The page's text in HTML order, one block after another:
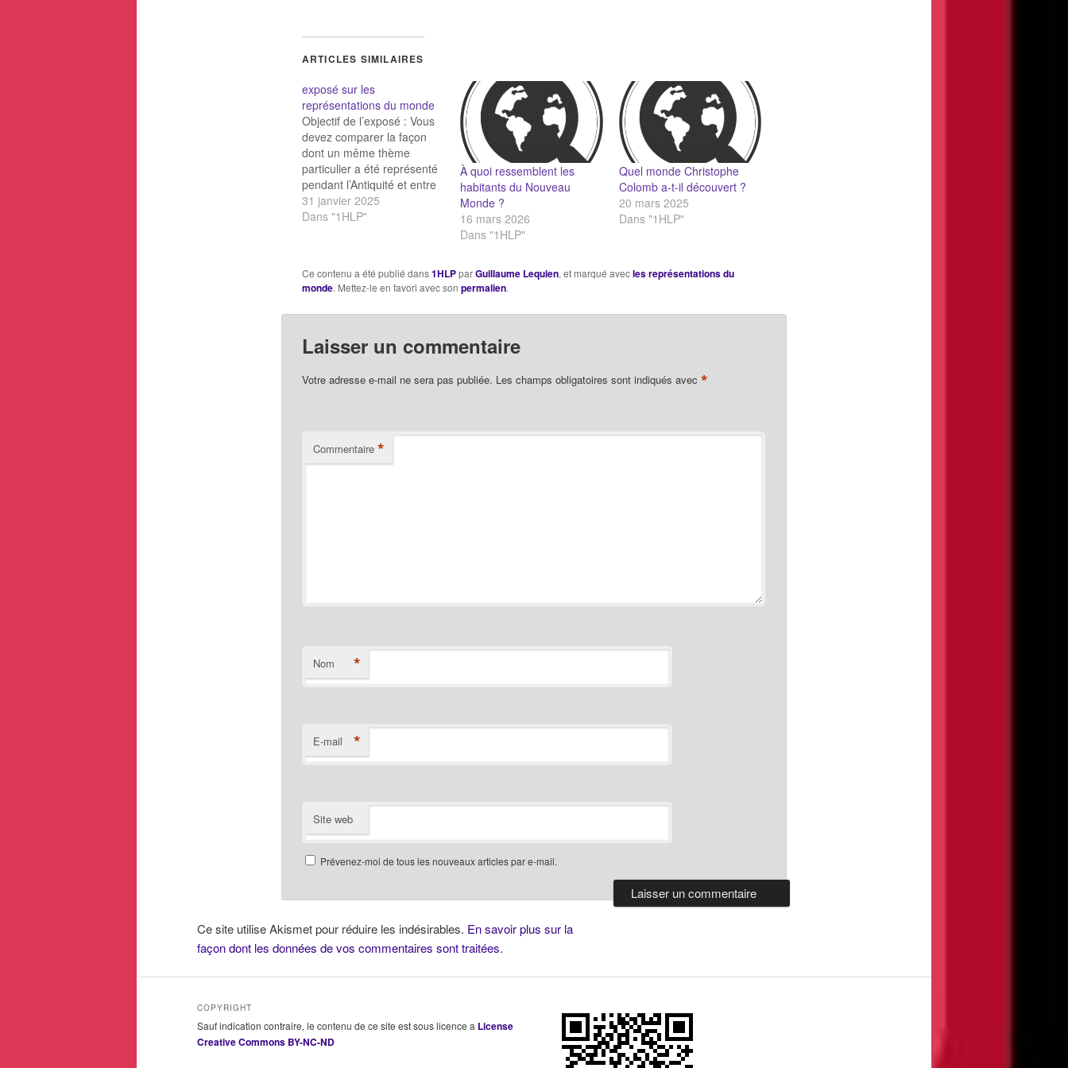
ARTICLES SIMILAIRES
exposé sur les
représentations du monde
Objectif de l’exposé : Vous
devez comparer la façon
dont un même thème
particulier a été représenté
pendant l’Antiquité et entre
le XVIe et le XXe siècles :
quelle image (positive /
cette représentation a-t-elle
changé ? quel…
31 janvier 2025
Dans "1HLP"
À quoi ressemblent les
habitants du Nouveau
Monde ?
16 mars 2026
Dans "1HLP"
Quel monde Christophe
Colomb a-t-il découvert ?
20 mars 2025
Dans "1HLP"
Ce contenu a été publié dans1HLPparGuillaume Lequien, et marqué avecles représentations du
monde. Mettez-le en favori avec son permalien.
Laisser un commentaire
Votre adresse e-mail ne sera pas publiée. Les champs obligatoires sont indiqués avec *
Commentaire *
Nom *
E-mail *
Site web
Prévenez-moi de tous les nouveaux articles par e-mail.
Ce site utilise Akismet pour réduire les indésirables. En savoir plus sur la
façon dont les données de vos commentaires sont traitées.
COPYRIGHT
Sauf indication contraire, le contenu de ce site est sous licence a License
Creative Commons BY-NC-ND